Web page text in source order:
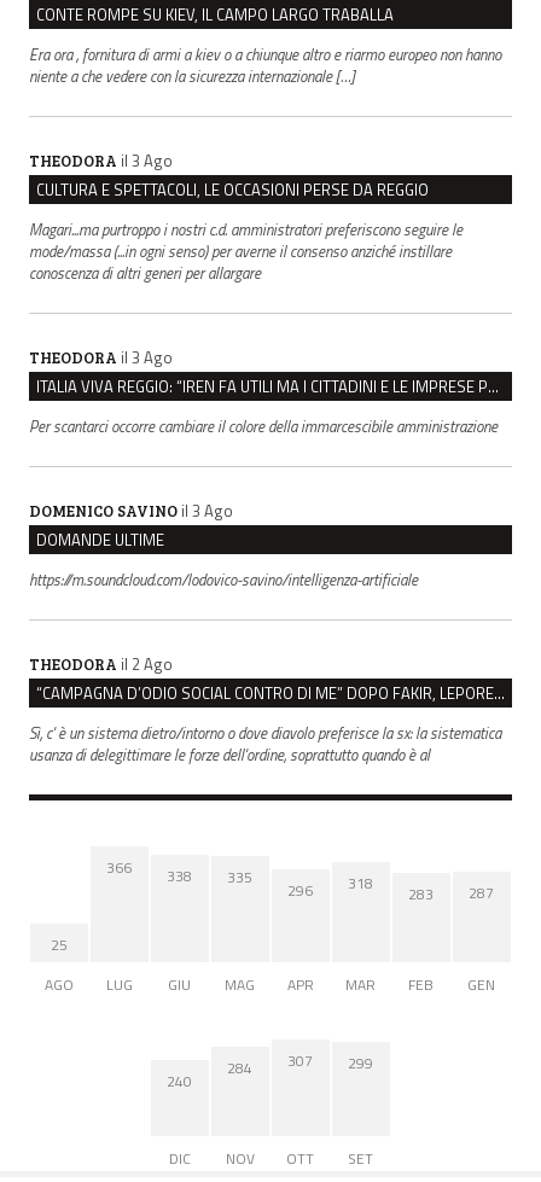
CONTE ROMPE SU KIEV, IL CAMPO LARGO TRABALLA
Era ora , fornitura di armi a kiev o a chiunque altro e riarmo europeo non hanno
niente a che vedere con la sicurezza internazionale […]
THEODORA il 3 Ago
CULTURA E SPETTACOLI, LE OCCASIONI PERSE DA REGGIO
Magari...ma purtroppo i nostri c.d. amministratori preferiscono seguire le
mode/massa (...in ogni senso) per averne il consenso anziché instillare
conoscenza di altri generi per allargare
THEODORA il 3 Ago
ITALIA VIVA REGGIO: “IREN FA UTILI MA I CITTADINI E LE IMPRESE PAGANO SEMPRE DI PIÙ”
Per scantarci occorre cambiare il colore della immarcescibile amministrazione
DOMENICO SAVINO il 3 Ago
DOMANDE ULTIME
https://m.soundcloud.com/lodovico-savino/intelligenza-artificiale
THEODORA il 2 Ago
“CAMPAGNA D’ODIO SOCIAL CONTRO DI ME” DOPO FAKIR, LEPORE: “C’È UN SISTEMA DIETRO”
Sì, c' è un sistema dietro/intorno o dove diavolo preferisce la sx: la sistematica
usanza di delegittimare le forze dell'ordine, soprattutto quando è al
25
AGO
366
LUG
338
GIU
335
MAG
296
APR
318
MAR
283
FEB
287
GEN
240
DIC
284
NOV
307
OTT
299
SET